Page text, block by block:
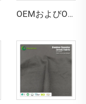
OEMおよびODM対応 環境にやさしい100%竹繊維ジャージ生地 抗菌 吸湿性 通気性 備えた衣料品向け素材